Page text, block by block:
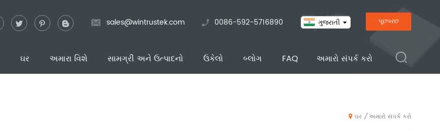
પૂછપરછ
ગુજરાતી
sales@wintrustek.com 0086-592-5716890
ઘર અમારા વિશે સામગ્રી અને ઉત્પાદનો ઉકેલો બ્લોગ FAQ અમારો સંપર્ક કરો
ઘર / અમારો સંપર્ક કરો